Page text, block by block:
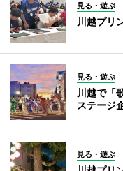
見る・遊ぶ
川越プリ
見る・遊ぶ
川越で「
ステージ
見る・遊ぶ